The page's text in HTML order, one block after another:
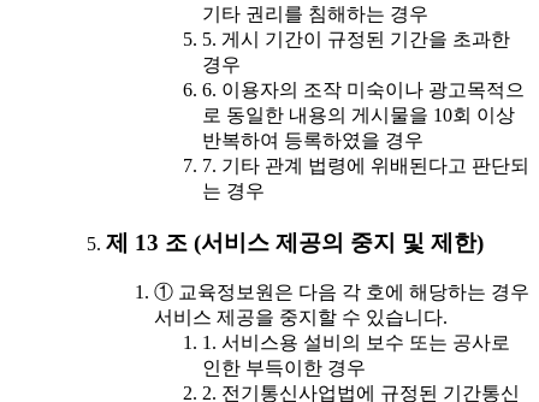
기타 권리를 침해하는 경우
5. 게시 기간이 규정된 기간을 초과한
경우
6. 이용자의 조작 미숙이나 광고목적으
로 동일한 내용의 게시물을 10회 이상
반복하여 등록하였을 경우
7. 기타 관계 법령에 위배된다고 판단되
는 경우
제 13 조 (서비스 제공의 중지 및 제한)
① 교육정보원은 다음 각 호에 해당하는 경우
서비스 제공을 중지할 수 있습니다.
1. 서비스용 설비의 보수 또는 공사로
인한 부득이한 경우
2. 전기통신사업법에 규정된 기간통신